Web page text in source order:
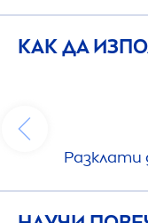
КАК ДА
Разклати